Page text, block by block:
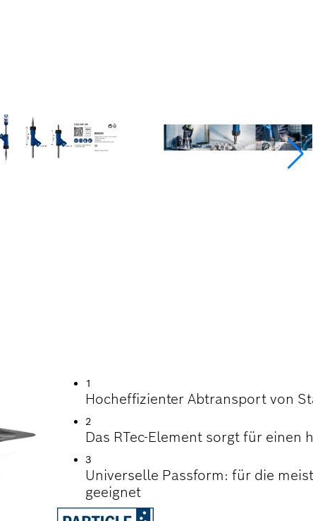
1
Hocheffizienter Abtransport von
2
Das RTec-Element sorgt für einen
3
Universelle Passform: für die
geeignet